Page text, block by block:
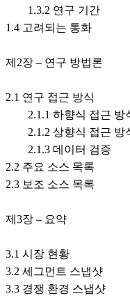
1.3.2 연구 기간
1.4 고려되는 통화
제2장 – 연구 방법론
2.1 연구 접근 방식
2.1.1 하향식 접근 방
2.1.2 상향식 접근 방
2.1.3 데이터 검증
2.2 주요 소스 목록
2.3 보조 소스 목록
제3장 – 요약
3.1 시장 현황
3.2 세그먼트 스냅샷
3.3 경쟁 환경 스냅샷